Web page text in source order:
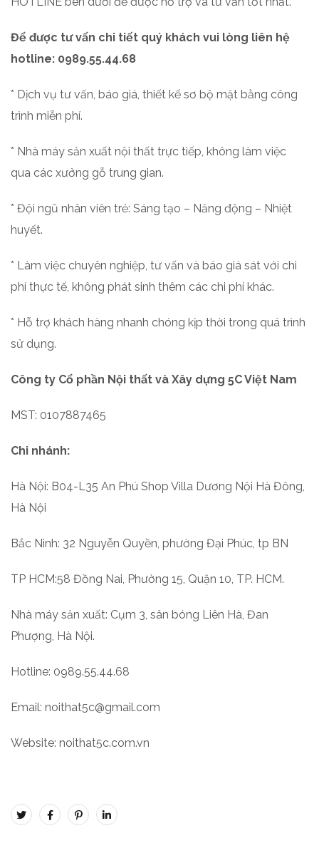
Để được tư vấn chi tiết quý khách vui lòng liên hệ
hotline: 0989.55.44.68
* Dịch vụ tư vấn, báo giá, thiết kế sơ bộ mặt bằng công
trình miễn phí.
* Nhà máy sản xuất nội thất trực tiếp, không làm việc
qua các xưởng gỗ trung gian.
* Đội ngũ nhân viên trẻ: Sáng tạo – Năng động – Nhiệt
huyết.
* Làm việc chuyên nghiệp, tư vấn và báo giá sát với chi
phí thực tế, không phát sinh thêm các chi phí khác.
* Hỗ trợ khách hàng nhanh chóng kịp thời trong quá trình
sử dụng.
Công ty Cổ phần Nội thất và Xây dựng 5C Việt Nam
MST: 0107887465
Chi nhánh:
Hà Nội: B04-L35 An Phú Shop Villa Dương Nội Hà Đông,
Hà Nội
Bắc Ninh: 32 Nguyễn Quyền, phường Đại Phúc, tp BN
TP HCM:58 Đồng Nai, Phường 15, Quận 10, TP. HCM.
Nhà máy sản xuất: Cụm 3, sân bóng Liên Hà, Đan
Phượng, Hà Nội.
Hotline: 0989.55.44.68
Email: noithat5c@gmail.com
Website: noithat5c.com.vn